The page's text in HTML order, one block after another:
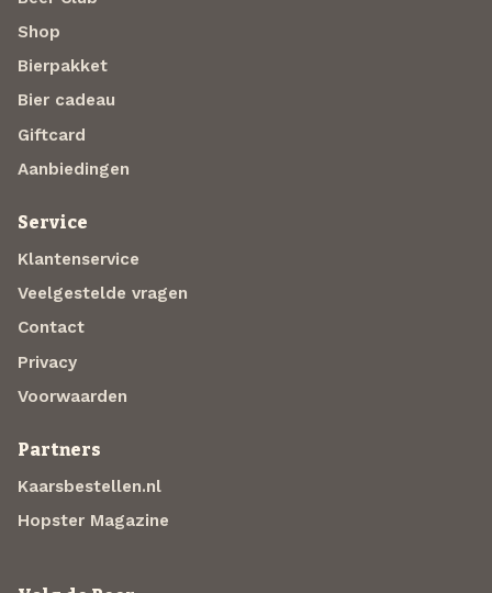
Shop
Bierpakket
Bier cadeau
Giftcard
Aanbiedingen
Service
Klantenservice
Veelgestelde vragen
Contact
Privacy
Voorwaarden
Partners
Kaarsbestellen.nl
Hopster Magazine